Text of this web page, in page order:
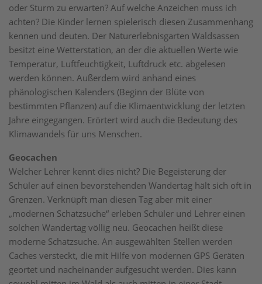
oder Sturm zu erwarten? Auf welche Anzeichen muss ich
achten? Die Kinder lernen spielerisch diesen Zusammenhang
kennen und deuten. Der Naturerlebnisgarten Waldsassen
besitzt eine Wetterstation, an der die aktuellen Werte wie
Temperatur, Luftfeuchtigkeit, Luftdruck etc. abgelesen
werden können. Außerdem wird anhand eines
phänologischen Kalenders (Beginn der Blüte von
bestimmten Pflanzen) auf die Klimaentwicklung der letzten
Jahre eingegangen. Erörtert wird auch die Bedeutung des
Klimawandels für uns Menschen.
Geocachen
Welcher Lehrer kennt dies nicht? Die Begeisterung der
Schüler auf einen bevorstehenden Wandertag hält sich oft in
Grenzen. Verknüpft man diesen Tag aber mit einer
„modernen Schatzsuche“ erleben Schüler und Lehrer einen
solchen Wandertag völlig neu. Geocachen heißt diese
moderne Schatzsuche. An ausgewählten Stellen werden
Caches versteckt, die mit Hilfe von modernen GPS Geräten
geortet und nacheinander aufgesucht werden. Dies kann